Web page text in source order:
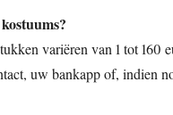
variëren van 1 tot 160
uw bankapp of, indien